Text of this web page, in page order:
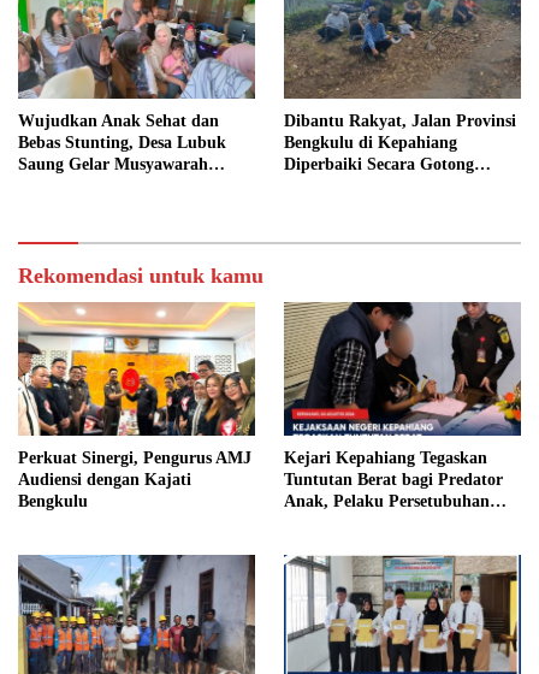
Wujudkan Anak Sehat dan
Bebas Stunting, Desa Lubuk
Saung Gelar Musyawarah
Dibantu Rakyat, Jalan Provinsi
Bengkulu di Kepahiang
Diperbaiki Secara Gotong
Rekomendasi untuk kamu
Perkuat Sinergi, Pengurus AMJ
Audiensi dengan Kajati
Bengkulu
Kejari Kepahiang Tegaskan
Tuntutan Berat bagi Predator
Anak, Pelaku Persetubuhan
Penjara